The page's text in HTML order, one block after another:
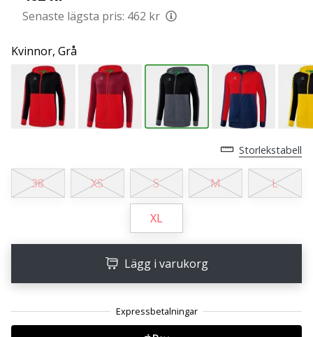
as
a
Ambassador.
11. 8. 2022
•
3 min. läsning
affiliate
program
blogg, en
sida
eller
Senaste lägsta pris: 462 kr
Kvinnor, Grå
Storlekstabell
38 XS S M L
XL
Lägg i varukorg